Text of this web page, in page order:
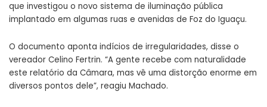
que investigou o novo sistema de iluminação pública
implantado em algumas ruas e avenidas de Foz do Iguaçu.
O documento aponta indícios de irregularidades, disse o
vereador Celino Fertrin. “A gente recebe com naturalidade
este relatório da Câmara, mas vê uma distorção enorme em
diversos pontos dele”, reagiu Machado.